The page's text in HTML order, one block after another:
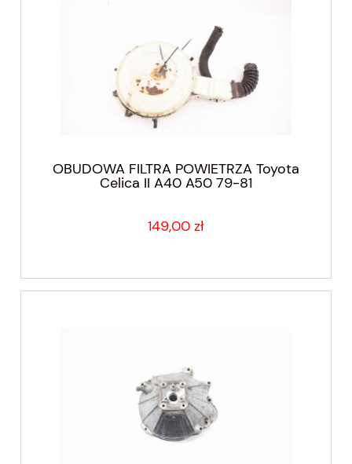
OBUDOWA FILTRA POWIETRZA Toyota
Celica II A40 A50 79-81
149,00 zł